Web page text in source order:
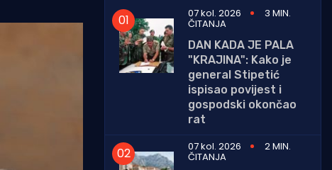
07 kol. 2026 3 MIN.
ČITANJA
DAN KADA JE PALA
"KRAJINA": Kako je
general Stipetić
ispisao povijest i
gospodski okončao
rat
07 kol. 2026
2 MIN.
ČITANJA